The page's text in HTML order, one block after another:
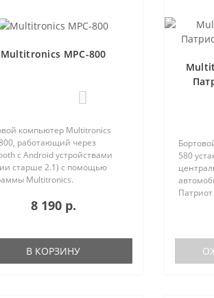
Multitronics MPC-800
компьютер Multitronics
работающий через
с Android устройствами
старше 2.1) с помощью
Multitronics.
с диагностическими
Автономная работа..
8 190 р.
В КОРЗИНУ
580